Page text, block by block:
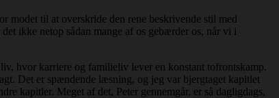
modet til at overskride den rene beskrivende stil med
ikke netop sådan mange af os gebærder os, når vi i
hvor karriere og familieliv lever en konstant tofrontskamp.
Det er spændende læsning, og jeg var bjergtaget kapitlet
kapitler. Meget af det, Peter gennemgår, er så dagligdags,